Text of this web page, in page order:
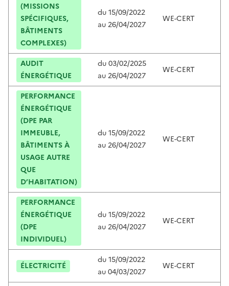
(MISSIONS
SPÉCIFIQUES,
BÂTIMENTS
COMPLEXES)
du15/09/2022
au 26/04/2027
WE-CERT
AUDIT
ÉNERGÉTIQUE
du03/02/2025
au 26/04/2027
WE-CERT
PERFORMANCE
ÉNERGÉTIQUE
(DPE PAR
IMMEUBLE,
BÂTIMENTS À
USAGE AUTRE
QUE
D’HABITATION)
du15/09/2022
au 26/04/2027
WE-CERT
PERFORMANCE
ÉNERGÉTIQUE
(DPE
INDIVIDUEL)
du15/09/2022
au 26/04/2027
WE-CERT
ÉLECTRICITÉ
du15/09/2022
au04/03/2027
WE-CERT